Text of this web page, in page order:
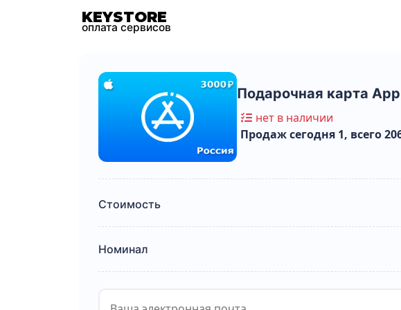
KEYSTORE
оплата сервисов
Подарочная карта
нет в наличии
Продаж сегодня 1, всего
Стоимость
Номинал